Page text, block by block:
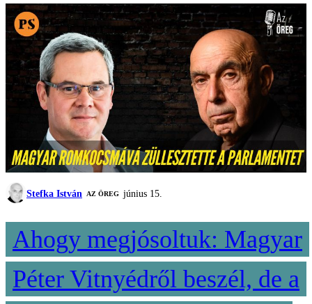
Stefka István AZ ÖREG június 15.
Ahogy megjósoltuk: Magyar
Péter Vitnyédről beszél, de a